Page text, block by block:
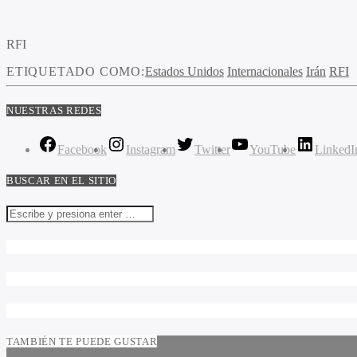
RFI
ETIQUETADO COMO:Estados Unidos Internacionales Irán RFI
NUESTRAS REDES
Facebook Instagram Twitter YouTube
BUSCAR EN EL SITIO
TAMBIÉN TE PUEDE GUSTAR